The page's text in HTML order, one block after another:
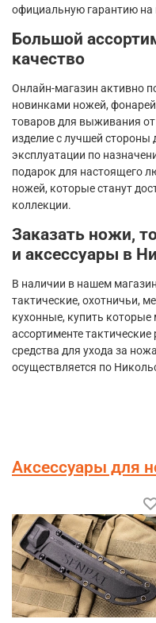
официальную гарантию
Большой
качество
Онлайн-магазин активно
новинками ножей,
товаров для выживания
изделие с лучшей стороны
эксплуатации по
подарок для настоящего
ножей, которые станут
коллекции.
Заказать ножи,
и аксессуары в
В наличии в нашем
тактические, охотничьи,
кухонные, купить
ассортименте
средства для ухода за
осуществляется по
Аксессуары для